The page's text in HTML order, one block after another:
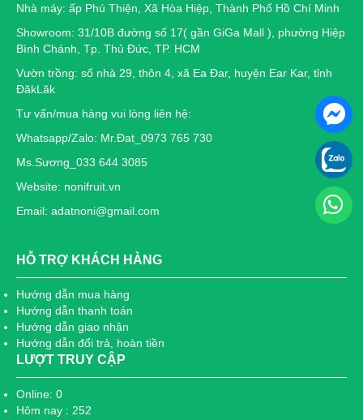
Nhà máy: ấp Phú Thiện, Xã Hòa Hiệp, Thành Phố Hồ Chí Minh
Showroom: 31/10B đường số 17( gần GiGa Mall ), phường Hiệp
Bình Chánh, Tp. Thủ Đức, TP. HCM
Vườn trồng: số nhà 29, thôn 4, xã Ea Đar, huyện Ear Kar, tỉnh
ĐăkLăk
Tư vấn/mua hàng vui lòng liên hệ:
Whatsapp/Zalo: Mr.Đat_0973 765 730
Ms.Sương_033 644 3085
Website: nonifruit.vn
Email: adatnoni@gmail.com
HỖ TRỢ KHÁCH HÀNG
Hướng dẫn mua hàng
Hướng dẫn thanh toán
Hướng dẫn giao nhận
Hướng dẫn đổi trả, hoàn tiền
LƯỢT TRUY CẬP
Online: 0
Hôm nay : 252